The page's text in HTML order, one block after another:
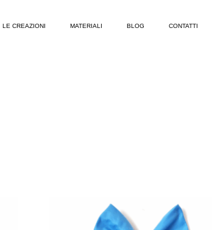
LE CREAZIONI MATERIALI BLOG CONTATTI